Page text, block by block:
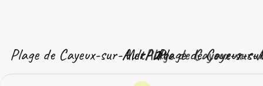
Ault
Plage de Cayeux-sur-Mer Plage de Cayeux-